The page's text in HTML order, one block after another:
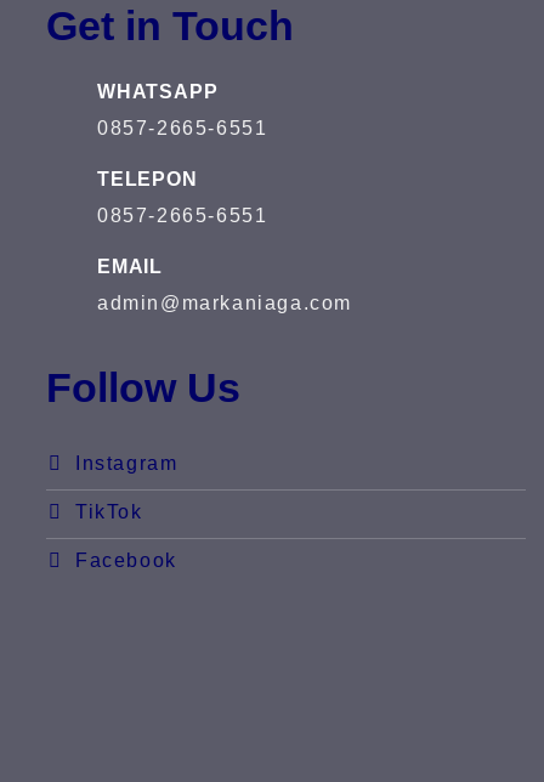
Get in Touch
WHATSAPP
0857-2665-6551
TELEPON
0857-2665-6551
EMAIL
admin@markaniaga.com
Follow Us
Instagram
TikTok
Facebook